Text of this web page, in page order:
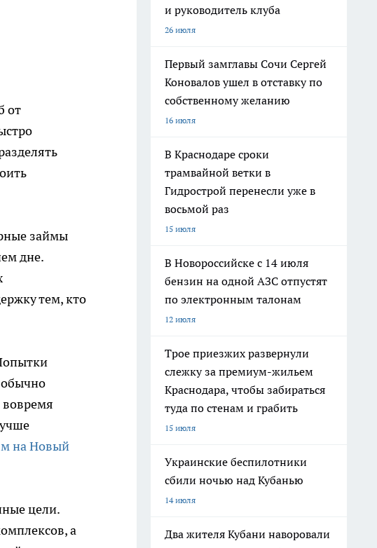
от
займы
дне.
тем, кто
обычно
на Новый
цели.
а
и руководитель клуба
26 июля
Первый замглавы Сочи Сергей
Коновалов ушел в отставку по
собственному желанию
16 июля
В Краснодаре сроки
трамвайной ветки в
Гидрострой перенесли уже в
восьмой раз
15 июля
В Новороссийске с 14 июля
бензин на одной АЗС отпустят
по электронным талонам
12 июля
Трое приезжих развернули
слежку за премиум-жильем
Краснодара, чтобы забираться
туда по стенам и грабить
15 июля
Украинские беспилотники
сбили ночью над Кубанью
14 июля
Два жителя Кубани наворовали